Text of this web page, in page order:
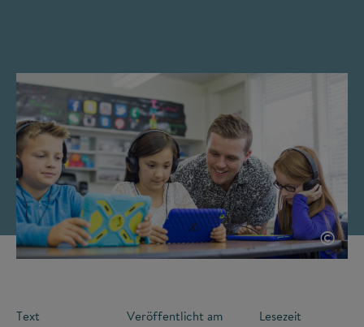
©
Text
Veröffentlicht am
Lesezeit